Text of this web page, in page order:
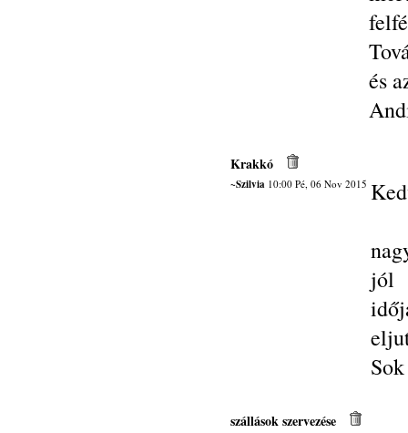
és
Krakkó
~Szilvia10:00 Pé, 06 Nov 2015
jól
szállások szervezése